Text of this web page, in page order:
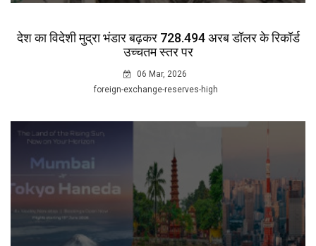
देश का विदेशी मुद्रा भंडार बढ़कर 728.494 अरब डॉलर के रिकॉर्ड
उच्चतम स्तर पर
06 Mar, 2026
foreign-exchange-reserves-high